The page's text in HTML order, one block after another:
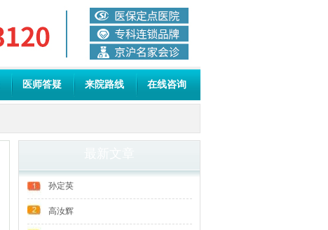
医师答疑 来院路线 在线咨询
孙定英
高汝辉